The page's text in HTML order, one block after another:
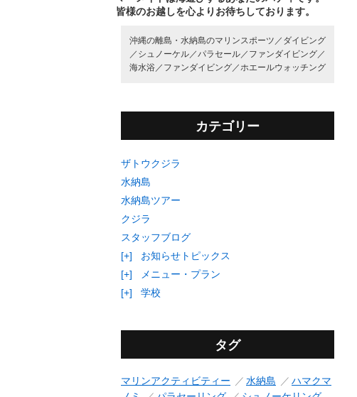
皆様のお越しを心よりお待ちしております。
沖縄の離島・水納島のマリンスポーツ／ ダイビング
／ シュノーケル／ パラセール／ ファンダイビング／
海水浴／ ファンダイビング／ ホエールウォッチング
カテゴリー
ザトウクジラ
水納島
水納島ツアー
クジラ
スタッフブログ
[+]
お知らせトピックス
[+]
メニュー・プラン
[+]
学校
タグ
マリンアクティビティー 水納島
ハマクマ